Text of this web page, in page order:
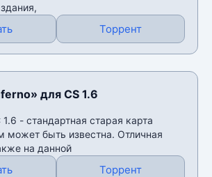
Торрент
для CS 1.6
- стандартная старая карта
может быть известна. Отличная
на данной
Торрент